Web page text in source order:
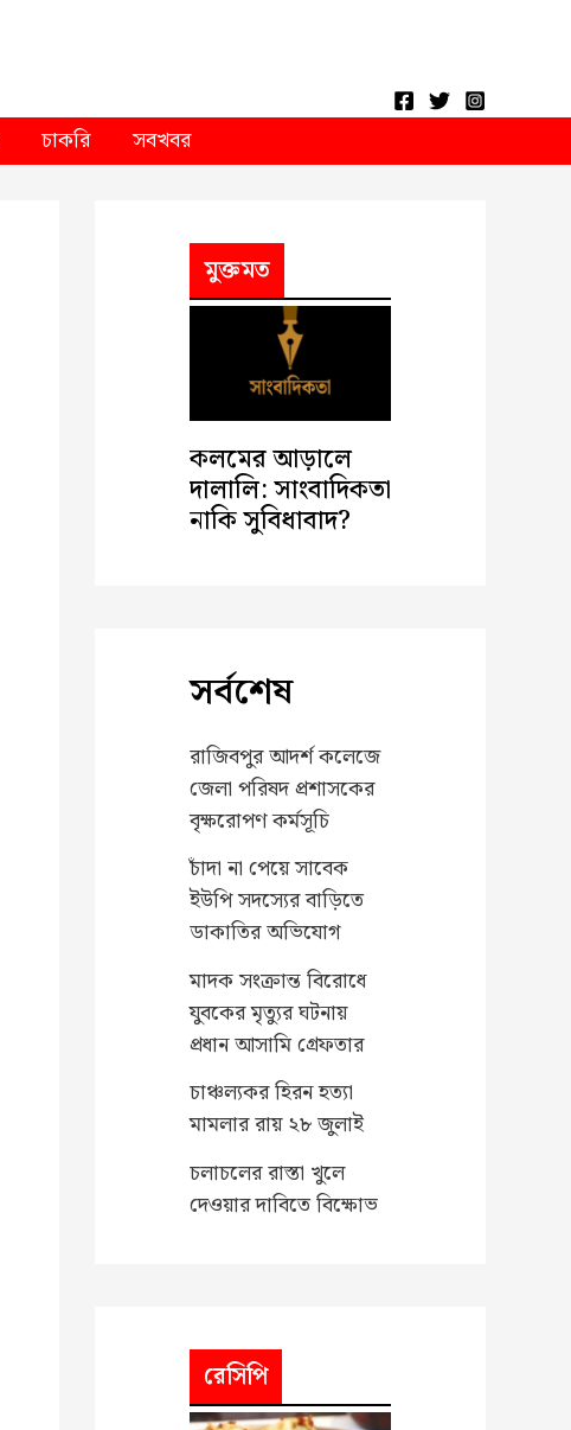
চাকরি সবখবর
মুক্তমত
কলমের আড়ালে
দালালি: সাংবাদিকতা
নাকি সুবিধাবাদ?
সর্বশেষ
রাজিবপুর আদর্শ কলেজে
জেলা পরিষদ প্রশাসকের
বৃক্ষরোপণ কর্মসূচি
চাঁদা না পেয়ে সাবেক
ইউপি সদস্যের বাড়িতে
ডাকাতির অভিযোগ
মাদক সংক্রান্ত বিরোধে
যুবকের মৃত্যুর ঘটনায়
প্রধান আসামি গ্রেফতার
চাঞ্চল্যকর হিরন হত্যা
মামলার রায় ২৮ জুলাই
চলাচলের রাস্তা খুলে
দেওয়ার দাবিতে বিক্ষোভ
রেসিপি